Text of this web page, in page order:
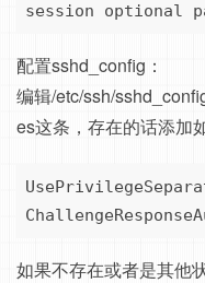
session optional
配置sshd_config：
编辑/etc/ssh/
es这条，存在的话添加
如果不存在或者是其他